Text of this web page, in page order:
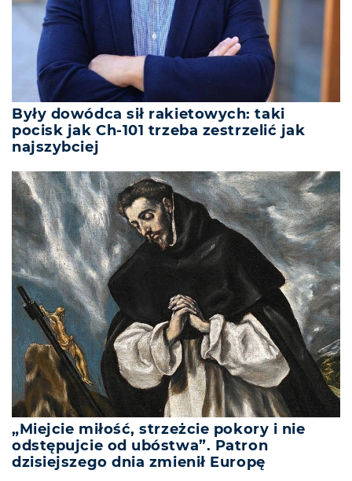
Były dowódca sił rakietowych: taki
pocisk jak Ch-101 trzeba zestrzelić jak
najszybciej
„Miejcie miłość, strzeżcie pokory i nie
odstępujcie od ubóstwa”. Patron
dzisiejszego dnia zmienił Europę